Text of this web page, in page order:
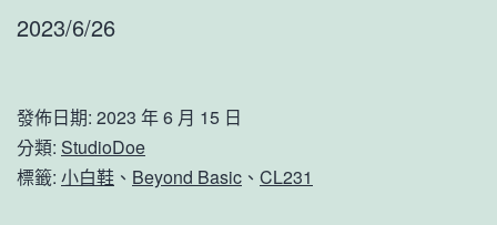
2023/6/26
發佈日期: 2023 年 6 月 15 日
分類: StudioDoe
標籤: 小白鞋 、 Beyond Basic 、 CL231